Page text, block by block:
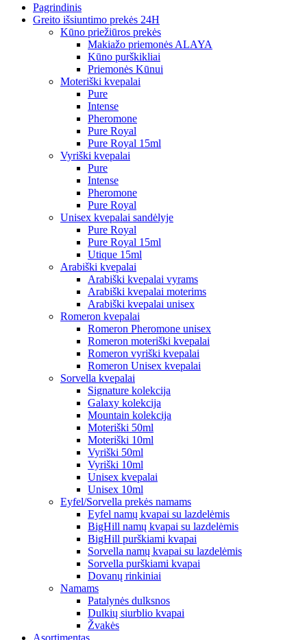
Pagrindinis
Greito išsiuntimo prekės 24H
Kūno priežiūros prekės
Makiažo priemonės ALAYA
Kūno purškikliai
Priemonės Kūnui
Moteriški kvepalai
Pure
Intense
Pheromone
Pure Royal
Pure Royal 15ml
Vyriški kvepalai
Pure
Intense
Pheromone
Pure Royal
Unisex kvepalai sandėlyje
Pure Royal
Pure Royal 15ml
Utique 15ml
Arabiški kvepalai
Arabiški kvepalai vyrams
Arabiški kvepalai moterims
Arabiški kvepalai unisex
Romeron kvepalai
Romeron Pheromone unisex
Romeron moteriški kvepalai
Romeron vyriški kvepalai
Romeron Unisex kvepalai
Sorvella kvepalai
Signature kolekcija
Galaxy kolekcija
Mountain kolekcija
Moteriški 50ml
Moteriški 10ml
Vyriški 50ml
Vyriški 10ml
Unisex kvepalai
Unisex 10ml
Eyfel/Sorvella prekės namams
Eyfel namų kvapai su lazdelėmis
BigHill namų kvapai su lazdelėmis
BigHill purškiami kvapai
Sorvella namų kvapai su lazdelėmis
Sorvella purškiami kvapai
Dovanų rinkiniai
Namams
Patalynės dulksnos
Dulkių siurblio kvapai
Žvakės
Asortimentas